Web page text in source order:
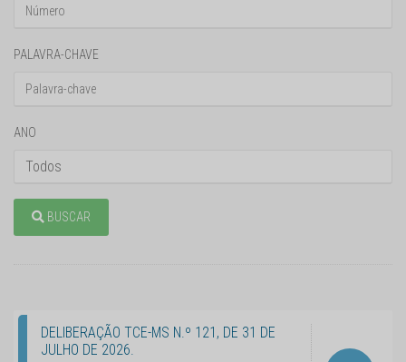
PALAVRA-CHAVE
ANO
BUSCAR
DELIBERAÇÃO TCE-MS N.º 121, DE 31 DE
JULHO DE 2026.